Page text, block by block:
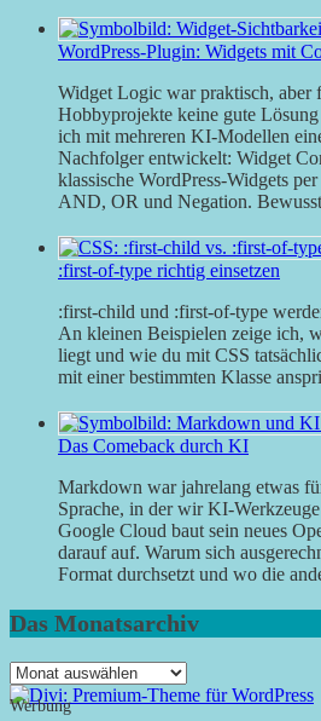
WordPress-Plugin: Widgets mit
Widget Logic war praktisch, aber
Hobbyprojekte keine gute
ich mit mehreren KI-Modellen
Nachfolger entwickelt: Widget
klassische WordPress-Widgets
AND, OR und Negation.
:first-of-type richtig einsetzen
:first-child und :first-of-type
An kleinen Beispielen zeige ich,
liegt und wie du mit CSS
mit einer bestimmten Klasse
Das Comeback durch KI
Markdown war jahrelang etwas
Sprache, in der wir KI-
Google Cloud baut sein neues
darauf auf. Warum sich
Format durchsetzt und wo die
Das Monatsarchiv
Das
Monatsarchiv
Werbung